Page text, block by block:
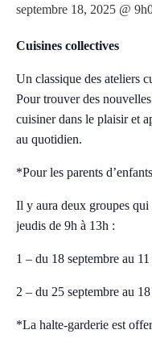
septembre 18, 2025 @
Cuisines collectives
Un classique des ateliers
Pour trouver des
cuisiner dans le plaisir et
au quotidien.
*Pour les parents
Il y aura deux groupes qui
jeudis de 9h à 13h :
1 – du 18 septembre au
2 – du 25 septembre au
*La halte-garderie est